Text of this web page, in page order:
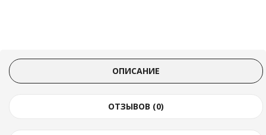
ОПИСАНИЕ
ОТЗЫВОВ (0)